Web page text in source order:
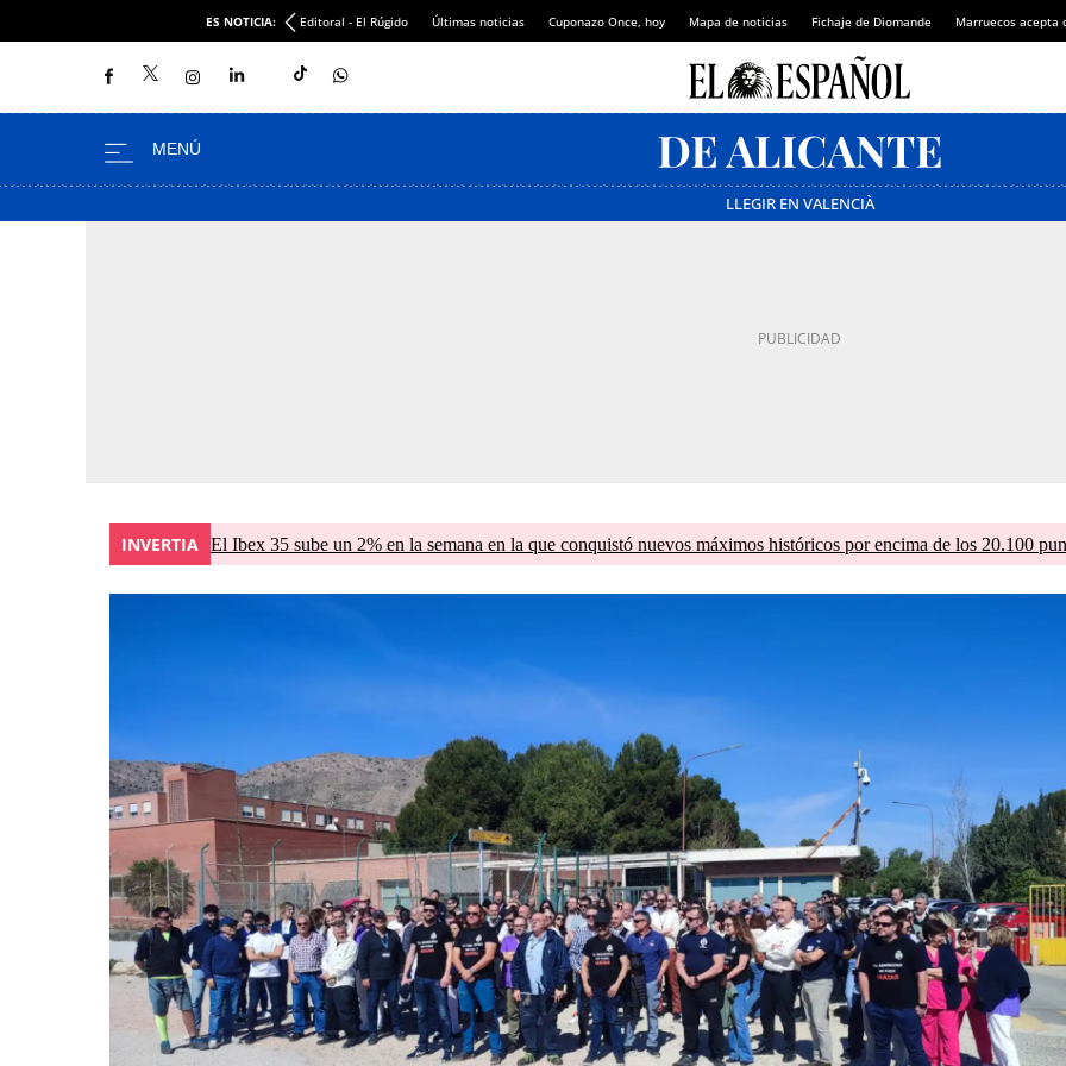
ES NOTICIA: Editoral - El Rúgido Últimas noticias Cuponazo Once, hoy Mapa de noticias Fichaje de Diomande Marruecos acepta
LLEGIR EN VALENCIÀ
INVERTIA El Ibex 35 sube un 2% en la semana en la que conquistó nuevos máximos históricos por encima de los 20.100